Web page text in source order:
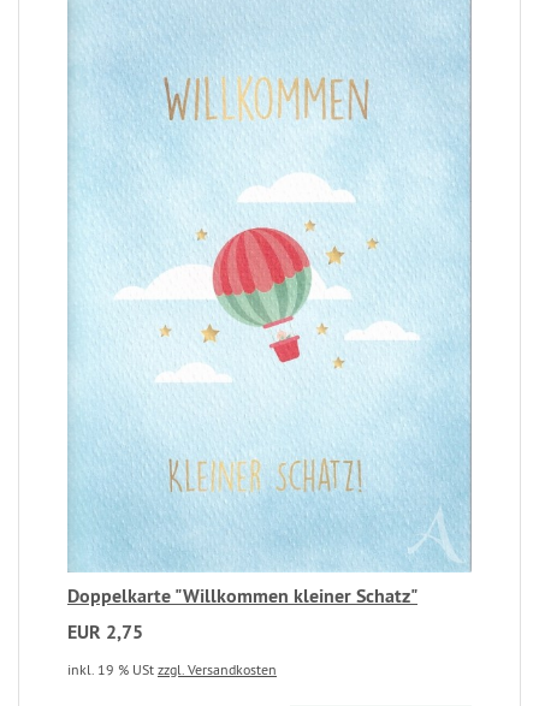
Doppelkarte "Willkommen kleiner Schatz"
EUR 2,75
inkl. 19 % USt zzgl. Versandkosten